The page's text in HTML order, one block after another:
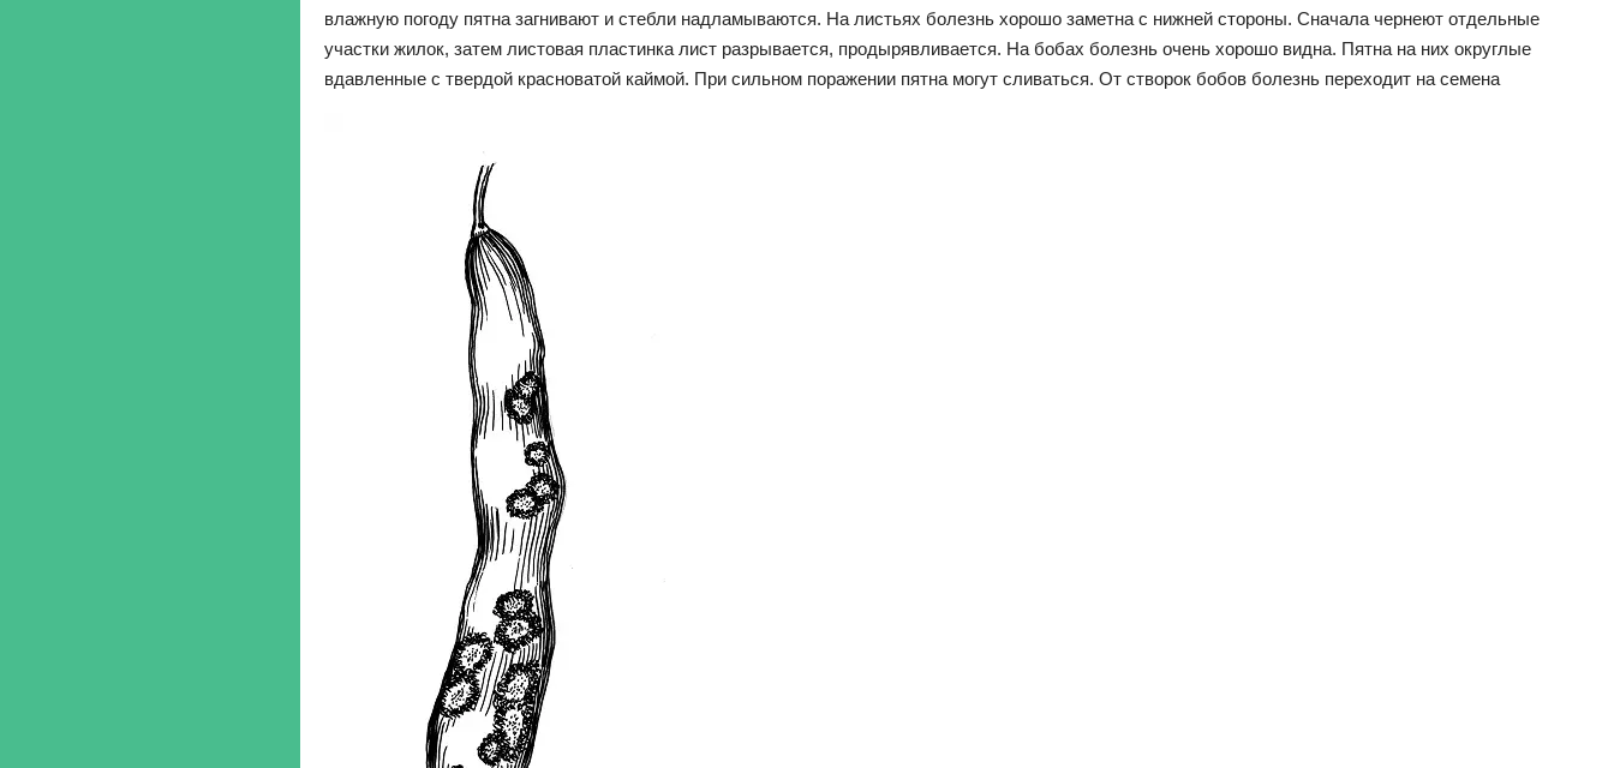
влажную погоду пятна загнивают и стебли надламываются. На листьях болезнь хорошо заметна с нижней стороны. Сначала чернеют отдельные
участки жилок, затем листовая пластинка лист разрывается, продырявливается. На бобах болезнь очень хорошо видна. Пятна на них округлые
вдавленные с твердой красноватой каймой. При сильном поражении пятна могут сливаться. От створок бобов болезнь переходит на семена